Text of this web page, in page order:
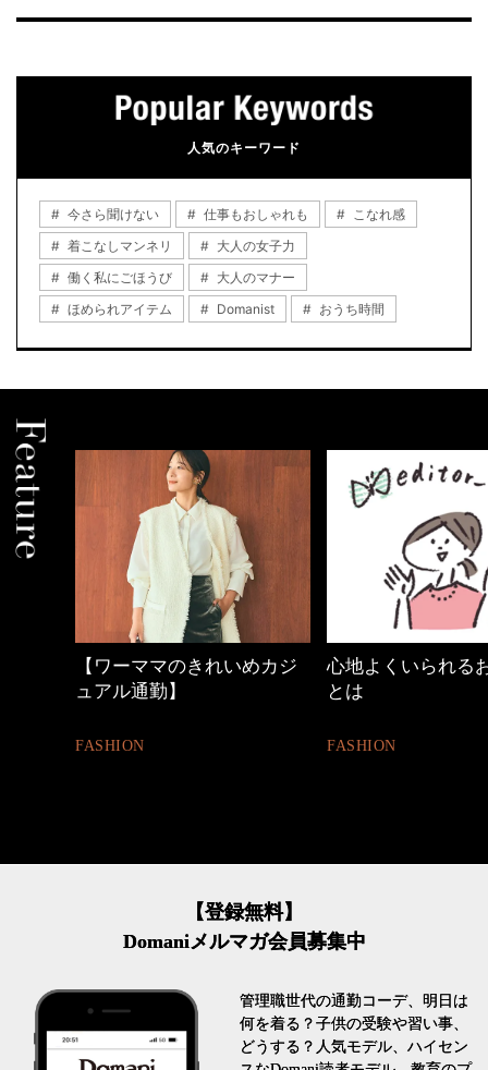
人気のキーワード
今さら聞けない 仕事もおしゃれも
こなれ感
着こなしマンネリ
大人の女子力
働く私にごほうび
大人のマナー
ほめられアイテム
Domanist おうち時間
【ワーママのきれいめカジ
ュアル通勤】
FASHION
心地よくいられる
とは
FASHION
【登録無料】
Domaniメルマガ会員募集中
管理職世代の通勤コーデ、明日は
何を着る？子供の受験や習い事、
どうする？人気モデル、ハイセン